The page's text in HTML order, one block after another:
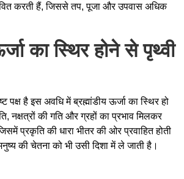
करती हैं, जिससे तप, पूजा और उपवास अधिक
का स्थिर होने से पृथ्वी
पक्ष है इस अवधि में ब्रह्मांडीय ऊर्जा का स्थिर हो
नक्षत्रों की गति और ग्रहों का प्रभाव मिलकर
प्रकृति की धारा भीतर की ओर प्रवाहित होती
की चेतना को भी उसी दिशा में ले जाती है।